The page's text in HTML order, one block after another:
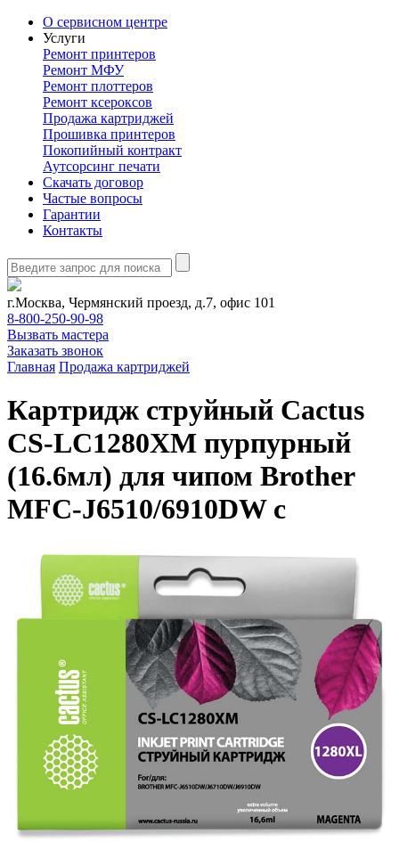
О сервисном центре
Услуги
Ремонт принтеров
Ремонт МФУ
Ремонт плоттеров
Ремонт ксероксов
Продажа картриджей
Прошивка принтеров
Покопийный контракт
Аутсорсинг печати
Скачать договор
Частые вопросы
Гарантии
Контакты
г.Москва, Чермянский проезд, д.7, офис 101
8-800-250-90-98
Вызвать мастера
Заказать звонок
Главная Продажа картриджей
Картридж струйный Cactus
CS-LC1280XM пурпурный
(16.6мл) для чипом Brother
MFC-J6510/6910DW с